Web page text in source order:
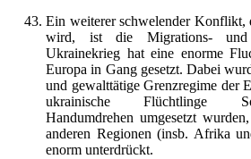
Ein weiterer schwelender Konflikt,
wird, ist die Migrations- und
Ukrainekrieg hat eine enorme
Europa in Gang gesetzt. Dabei
und gewalttätige Grenzregime der
ukrainische Flüchtlinge
Handumdrehen umgesetzt
anderen Regionen (insb. Afrika
enorm unterdrückt.